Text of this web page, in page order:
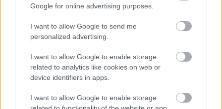
Google for online advertising purposes.
I want to allow Google to send me
personalized advertising.
I want to allow Google to enable storage
related to analytics like cookies on web or
device identifiers in apps.
I want to allow Google to enable storage
izgalmat jelentettek. Ezzel elindult egy folyamat, és
születtek olyan dalok, amelyekből összeállt az első
nagylemez, aHungarian Blues. Én úgy emlékszem,
hogy (Szörényi) Levente beszélt rá, hogy csináljuk
egy-egy szólólemezt, amivel jelezzük a gyökereinket,
és mondta, hogy lehetne két ilyen nagyon egyforma
anyag, afféleikerlemez. Ő úgy emlékszik, hogy az volt
borítóban. Szerinte Erdős Péter osztott meg minket,